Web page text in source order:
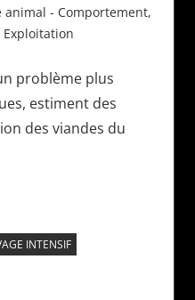
animal - Comportement,
problème plus
estiment des
des viandes du
INTENSIF